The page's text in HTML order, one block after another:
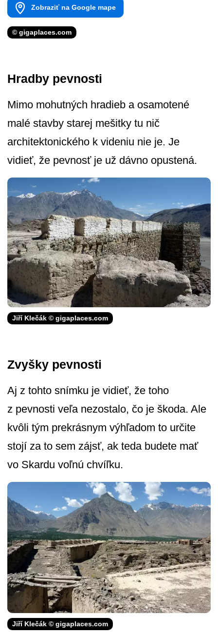
Zobraziť na Google mape
© gigaplaces.com
Hradby pevnosti
Mimo mohutných hradieb a osamotené
malé stavby starej mešitky tu nič
architektonického k videniu nie je. Je
vidieť, že pevnosť je už dávno opustená.
Jiří Klečák © gigaplaces.com
Zvyšky pevnosti
Aj z tohto snímku je vidieť, že toho
z pevnosti veľa nezostalo, čo je škoda. Ale
kvôli tým prekrásnym výhľadom to určite
stojí za to sem zájsť, ak teda budete mať
vo Skardu voľnú chvíľku.
Jiří Klečák © gigaplaces.com